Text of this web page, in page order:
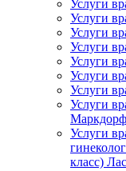
Услуги
Услуги
Услуги
Услуги
Услуги
Услуги
Услуги
Услуги
Услуги
класс)